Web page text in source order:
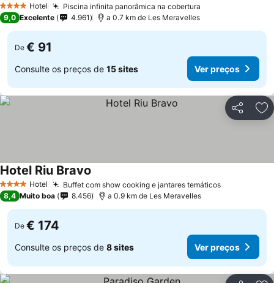
4 EstrelasHotel Piscina infinita panorâmica na cobertura
9,0 Excelente 4.961 a 0.7 km de Les Meravelles
De € 91
Consulte os preços de 15 sites Ver preços
Partilhar
4 EstrelasHotel Buffet com show cooking e jantares temáticos
Hotel Riu Bravo
8,4 Muito boa 8.456 a 0.9 km de Les Meravelles
De € 174
Consulte os preços de 8 sites Ver preços